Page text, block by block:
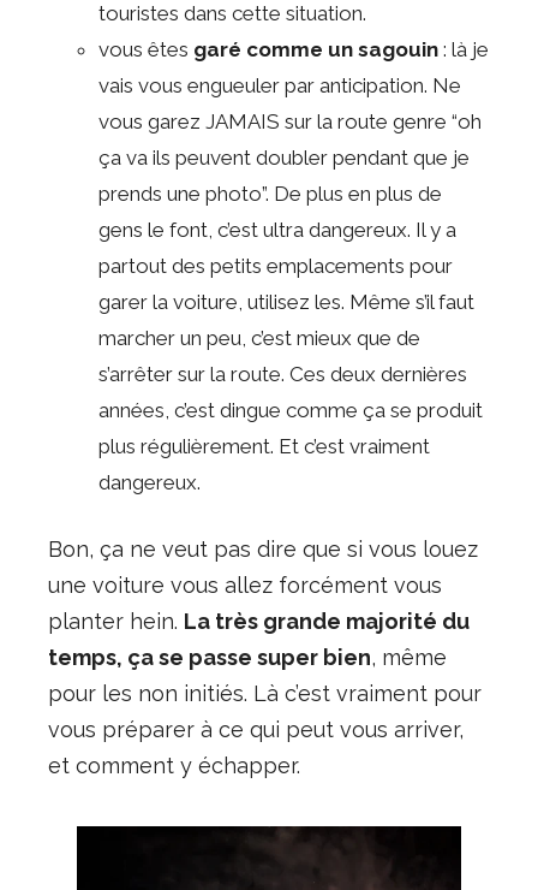
touristes dans cette situation.
vous êtes garé comme un sagouin : là je
vais vous engueuler par anticipation. Ne
vous garez JAMAIS sur la route genre “oh
ça va ils peuvent doubler pendant que je
prends une photo”. De plus en plus de
gens le font, c’est ultra dangereux. Il y a
partout des petits emplacements pour
garer la voiture, utilisez les. Même s’il faut
marcher un peu, c’est mieux que de
s’arrêter sur la route. Ces deux dernières
années, c’est dingue comme ça se produit
plus régulièrement. Et c’est vraiment
dangereux.
Bon, ça ne veut pas dire que si vous louez
une voiture vous allez forcément vous
planter hein. La très grande majorité du
temps, ça se passe super bien, même
pour les non initiés. Là c’est vraiment pour
vous préparer à ce qui peut vous arriver,
et comment y échapper.